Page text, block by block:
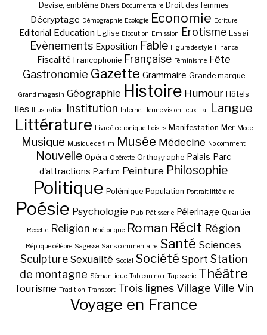
Devise, emblème Divers Documentaire Droit des femmes
Décryptage Démographie Ecologie Economie Ecriture
Editorial Education Eglise Elocution Emission Erotisme Essai
Evènements Exposition Fable Figure de style Finance
Fiscalité Francophonie Française Féminisme Fête
Gastronomie Gazette Grammaire Grande marque
Grand magasin Géographie Histoire Humour Hôtels
Iles Illustration Institution Internet Jeune vision Jeux Lai Langue
Littérature Livre électronique Loisirs Manifestation Mer Mode
Musique Musique de film Musée Médecine No comment
Nouvelle Opéra Opérette Orthographe Palais Parc
d'attractions Parfum Peinture Philosophie
Politique Polémique Population Portrait littéraire
Poésie Psychologie Pub Pâtisserie Pélerinage Quartier
Recette Religion Rhétorique Roman Récit Région
Réplique célèbre Sagesse Sans commentaire Santé Sciences
Sculpture Sexualité Social Société Sport Station
de montagne Sémantique Tableau noir Tapisserie Théâtre
Tourisme Tradition Transport Trois lignes Village Ville Vin
Voyage en France